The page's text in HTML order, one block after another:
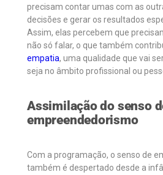
precisam contar umas com as
decisões e gerar os resultados
Assim, elas percebem que
não só falar, o que também
empatia, uma qualidade que vai
seja no âmbito profissional ou
Assimilação do senso
empreendedorismo
Com a programação, o senso de
também é despertado desde a